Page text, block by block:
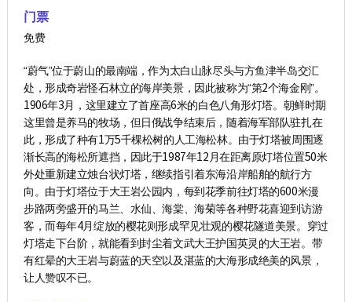
门票
免费
“蔚气”位于蔚山的最南端，作为太白山脉尽头与方鱼津半岛交汇
处，形成奇岩怪石林立的海岸美景，因此被称为“第2个海金刚”。
1906年3月，这里建立了首座高6米的白色八角形灯塔。朝鲜时期
这里曾是养马的牧场，但日俄战争结束后，随着海军部队驻扎在
此，形成了种有1万5千棵松树的人工海松林。由于灯塔被周围逐
渐长高的海松所遮挡，因此于1987年12月在距离原灯塔位置50米
外处重新建立烛台状灯塔，继续指引着东海沿岸船舶的航行方
向。由于灯塔位于大王岩公园内，每到花季前往灯塔的600米漫
步路两旁盛开的马兰、水仙、海棠、海菊等各种野花喜迎到访游
客，而每年4月绽放的樱花则形成罕见壮观的樱花隧道美景。穿过
灯塔走下台阶，就能看到封尘着文武大王护国英灵的大王岩。带
有红晕的大王岩与蔚蓝的天空以及湛蓝的大海形成绝美的风景，
让人赞叹不已。